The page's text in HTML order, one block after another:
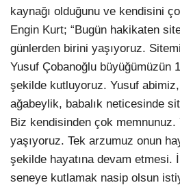
kaynağı olduğunu ve kendisini
Engin Kurt; “Bugün hakikaten
günlerden birini yaşıyoruz.
Yusuf Çobanoğlu büyüğümüzün
şekilde kutluyoruz. Yusuf
ağabeylik, babalık neticesinde
Biz kendisinden çok memnunuz.
yaşıyoruz. Tek arzumuz onun
şekilde hayatına devam etmesi.
seneye kutlamak nasip olsun